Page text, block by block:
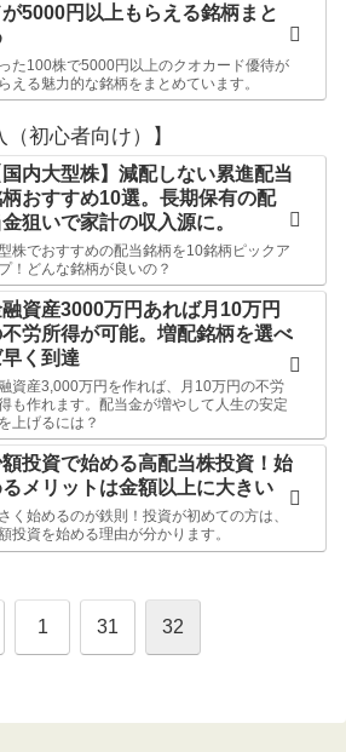
が5000円以上もらえる銘柄まと
た100株で5000円以上のクオカード優待が
える魅力的な銘柄をまとめています。
（初心者向け）】
国内大型株】減配しない累進配当
おすすめ10選。長期保有の配
狙いで家計の収入源に。
株でおすすめの配当銘柄を10銘柄ピックア
！どんな銘柄が良いの？
資産3000万円あれば月10万円
労所得が可能。増配銘柄を選べ
く到達
資産3,000万円を作れば、月10万円の不労
も作れます。配当金が増やして人生の安定
上げるには？
額投資で始める高配当株投資！始
メリットは金額以上に大きい
く始めるのが鉄則！投資が初めての方は、
投資を始める理由が分かります。
1 31 32